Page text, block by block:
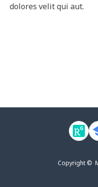
dolores velit qui aut.
Copyright ©